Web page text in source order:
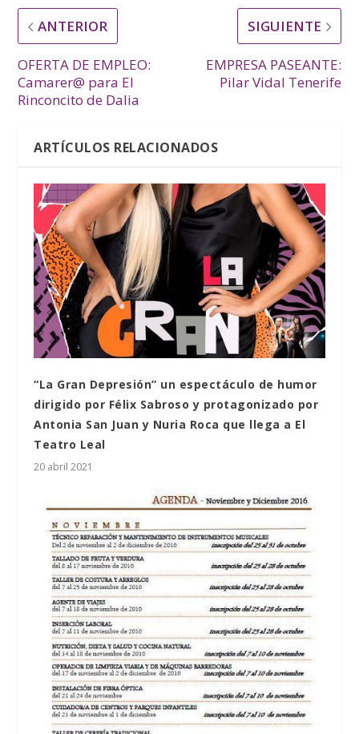
ANTERIOR
OFERTA DE EMPLEO:
Camarer@ para El
Rinconcito de Dalia
SIGUIENTE
EMPRESA PASEANTE:
Pilar Vidal Tenerife
ARTÍCULOS RELACIONADOS
“La Gran Depresión” un espectáculo de humor
dirigido por Félix Sabroso y protagonizado por
Antonia San Juan y Nuria Roca que llega a El
Teatro Leal
20 abril 2021